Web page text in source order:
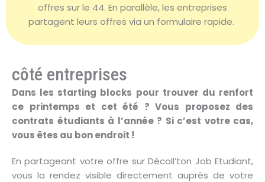
offres sur le 44. En parallèle, les entreprises
partagent leurs offres via un formulaire rapide.
côté entreprises
Dans les starting blocks pour trouver du renfort
ce printemps et cet été ? Vous proposez des
contrats étudiants à l’année ? Si c’est votre cas,
vous êtes au bon endroit !
En partageant votre offre sur Décoll’ton Job Etudiant,
vous la rendez visible directement auprès de votre